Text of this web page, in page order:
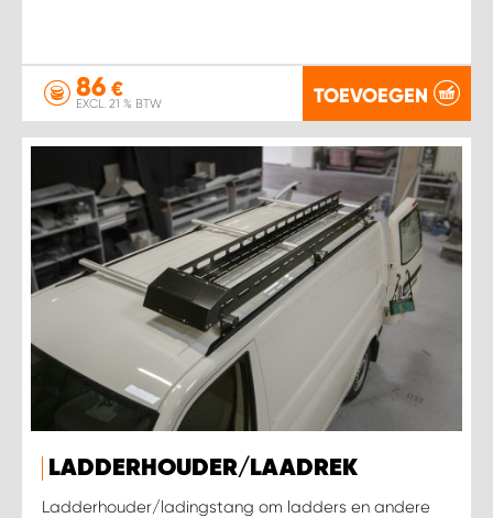
86 €
EXCL. 21 % BTW TOEVOEGEN
LADDERHOUDER/LAADREK
Ladderhouder/ladingstang om ladders en andere